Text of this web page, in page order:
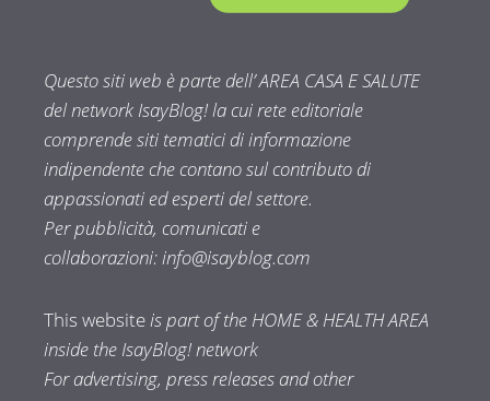
Questo siti web è parte dell’ AREA CASA E SALUTE
del network IsayBlog! la cui rete editoriale
comprende siti tematici di informazione
indipendente che contano sul contributo di
appassionati ed esperti del settore.
Per pubblicità, comunicati e
collaborazioni:info@isayblog.com
This websiteis part of the HOME & HEALTH AREA
inside the IsayBlog! network
For advertising, press releases and other